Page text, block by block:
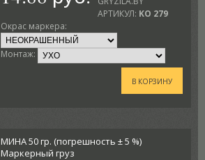
АРТИКУЛ: KO 279
Окрас маркера:
Монтаж:
В КОРЗИНУ
МИНА 50 гр. (погрешность ± 5 %)
Маркерный груз